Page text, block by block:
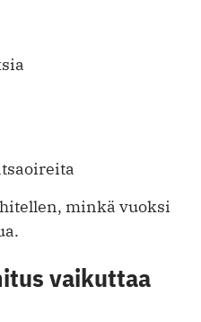
minkä vuoksi
vaikuttaa